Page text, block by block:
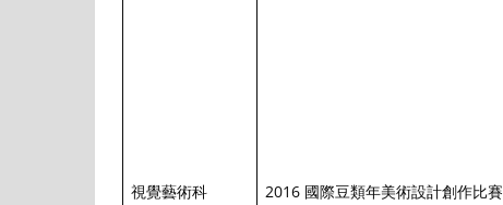
視覺藝術科 2016 國際豆類年美術設計創作比賽